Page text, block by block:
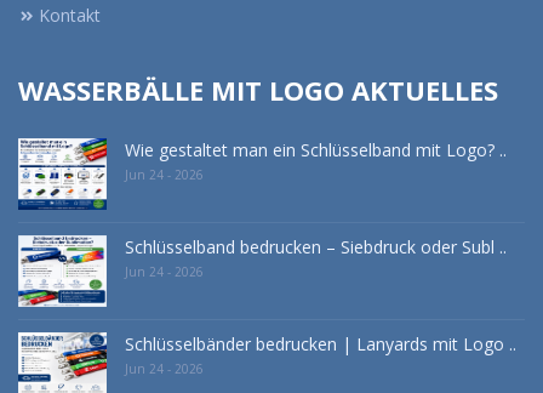
Kontakt
WASSERBÄLLE MIT LOGO AKTUELLES
Wie gestaltet man ein Schlüsselband mit Logo? ..
Jun 24 - 2026
Schlüsselband bedrucken – Siebdruck oder Subl ..
Jun 24 - 2026
Schlüsselbänder bedrucken | Lanyards mit Logo ..
Jun 24 - 2026